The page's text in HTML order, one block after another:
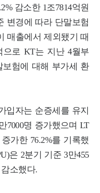
감소한 1조7814억원
변경에 따라 단말보험
매출에서 제외됐기 때
으로 KT는 지난 4월부
험에 대해 부가세 환
입자는 순증세를 유지
7000명 증가했으며 LT
가한 76.2%를 기록했
은 2분기 기준 3만455
소했다.